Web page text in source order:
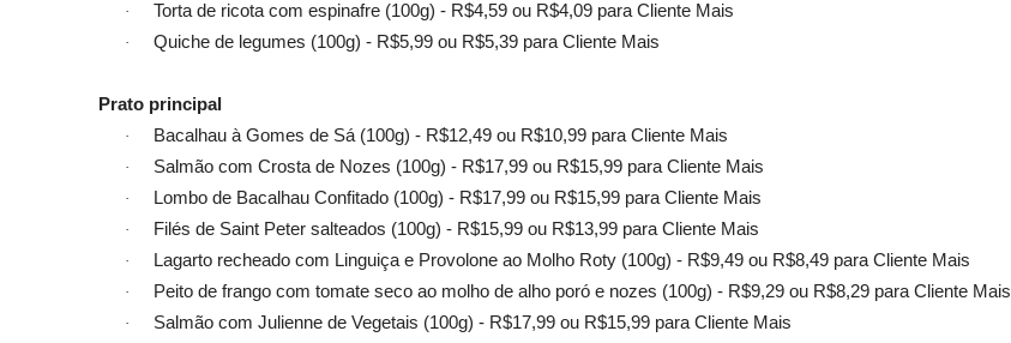
· Torta de ricota com espinafre (100g) - R$4,59 ou R$4,09 para Cliente Mais
· Quiche de legumes (100g) - R$5,99 ou R$5,39 para Cliente Mais
Prato principal
· Bacalhau à Gomes de Sá (100g) - R$12,49 ou R$10,99 para Cliente Mais
· Salmão com Crosta de Nozes (100g) - R$17,99 ou R$15,99 para Cliente Mais
· Lombo de Bacalhau Confitado (100g) - R$17,99 ou R$15,99 para Cliente Mais
· Filés de Saint Peter salteados (100g) - R$15,99 ou R$13,99 para Cliente Mais
· Lagarto recheado com Linguiça e Provolone ao Molho Roty (100g) - R$9,49 ou R$8,49 para Cliente Mais
· Peito de frango com tomate seco ao molho de alho poró e nozes (100g) - R$9,29 ou R$8,29 para Cliente Mais
· Salmão com Julienne de Vegetais (100g) - R$17,99 ou R$15,99 para Cliente Mais